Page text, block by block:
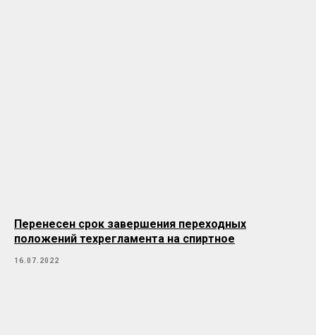
Перенесен срок завершения переходных
положений техрегламента на спиртное
16.07.2022